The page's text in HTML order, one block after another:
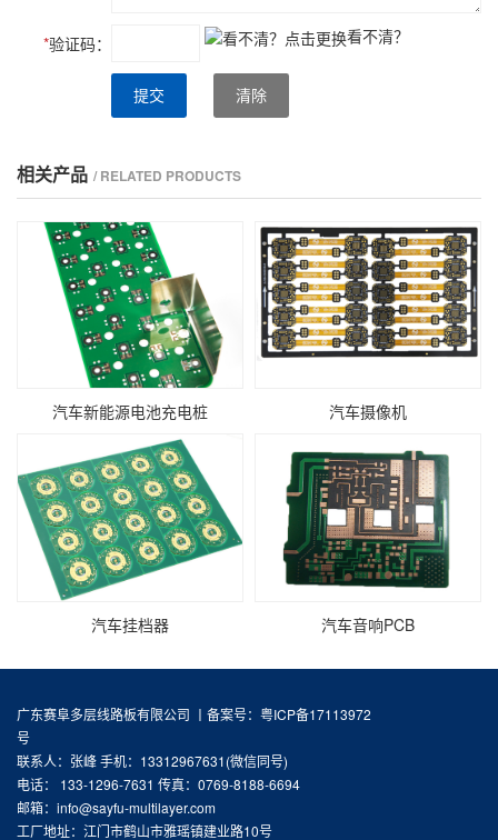
*验证码： 看不清？
提交 清除
相关产品 / RELATED PRODUCTS
汽车新能源电池充电桩 汽车摄像机
汽车挂档器 汽车音响PCB
广东赛阜多层线路板有限公司 丨 备案号：粤ICP备17113972
号
联系人：张峰 手机：13312967631(微信同号)
电话： 133-1296-7631 传真：0769-8188-6694
邮箱：info@sayfu-multilayer.com
工厂地址：江门市鹤山市雅瑶镇建业路10号